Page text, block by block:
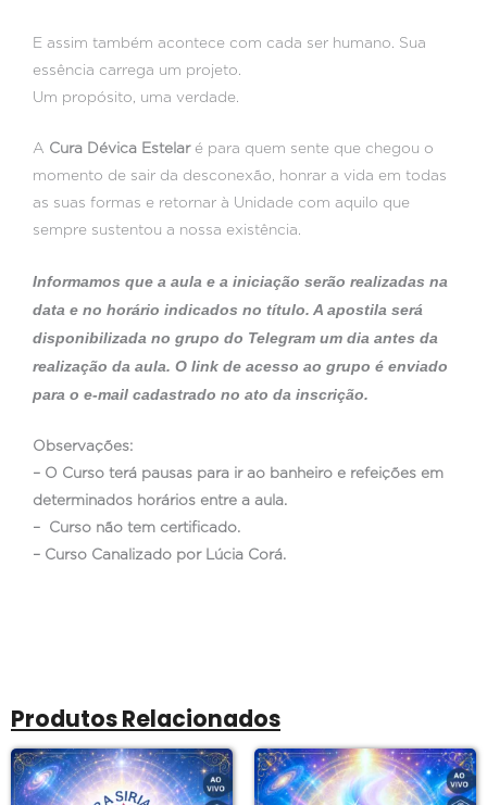
E assim também acontece com cada ser humano. Sua
essência carrega um projeto.
Um propósito, uma verdade.
A Cura Dévica Estelaré para quem sente que chegou o
momento de sair da desconexão, honrar a vida em todas
as suas formas e retornar à Unidade com aquilo que
sempre sustentou a nossa existência.
Informamos que a aula e a iniciação serão realizadas na
data e no horário indicados no título. A apostila será
disponibilizada no grupo do Telegram um dia antes da
realização da aula. O link de acesso ao grupo é enviado
para o e-mail cadastrado no ato da inscrição.
Observações:
– O Curso terá pausas para ir ao banheiro e refeições em
determinados horários entre a aula.
– Curso não tem certificado.
– Curso Canalizado por Lúcia Corá.
Produtos Relacionados